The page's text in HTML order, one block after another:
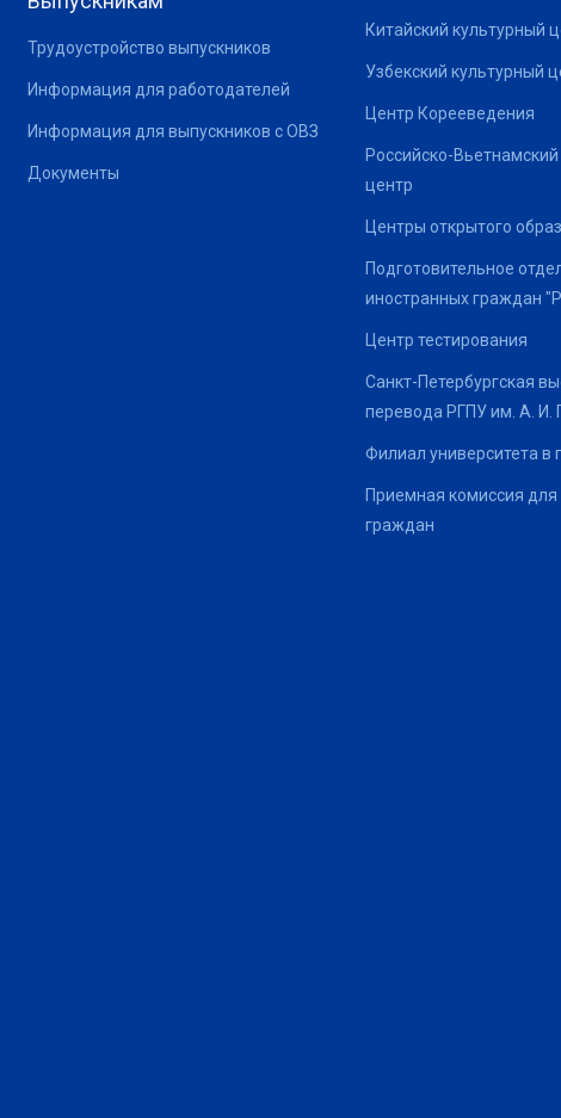
Трудоустройство выпускников
Информация для работодателей
Информация для выпускников с ОВЗ
Документы
Китайский культурный
Узбекский культурный
Центр Корееведения
Российско-
центр
Центры открытого
Подготовительное
иностранных граждан
Центр тестирования
Санкт-Петербургская
перевода РГПУ им. А. И.
Филиал университета в
Приемная комиссия
граждан